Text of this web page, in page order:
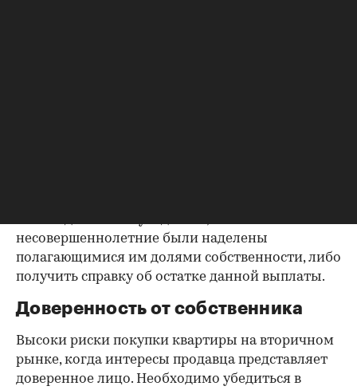
несовершеннолетние были наделены
полагающимися им долями собственности, либо
получить справку об остатке данной выплаты.
Доверенность от собственника
Высоки риски покупки квартиры на вторичном
рынке, когда интересы продавца представляет
доверенное лицо. Необходимо убедиться в